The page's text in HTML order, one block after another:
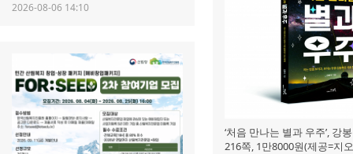
2026-08-06 14:10
‘처음 만나는 별과 우주’, 강
216쪽, 1만8000원(제공=지